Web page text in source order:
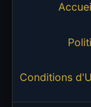
Conditions